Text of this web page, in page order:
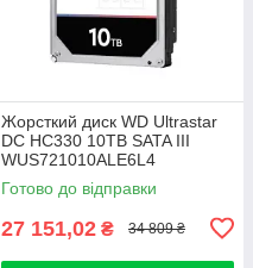
Жорсткий диск WD Ultrastar
DC HC330 10TB SATA III
WUS721010ALE6L4
Готово до відправки
27 151,02 ₴ 34 809 ₴